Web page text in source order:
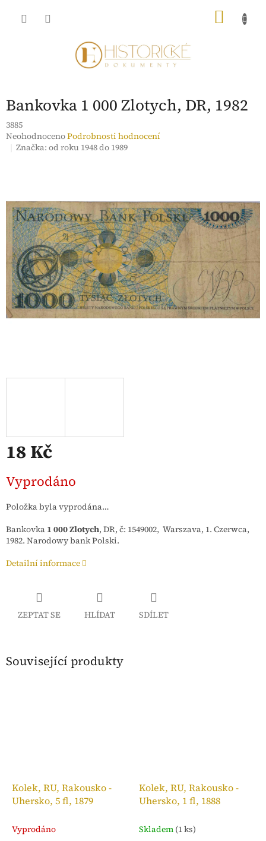
Bankovka 1 000 Zlotych, DR, 1982
3885
Průměrné
hodnocení
5
hvězdiček.
NeohodnocenoPodrobnosti hodnocení
Značka:od roku 1948 do 1989
18 Kč
cena:
Vyprodáno
Položka byla vyprodána…
Bankovka 1 000 Zlotych, DR, č: 1549002, Warszava, 1. Czerwca,
1982. Narodowy bank Polski.
Detailní informace
ZEPTAT SE HLÍDAT SDÍLET
Související produkty
Kolek, RU, Rakousko -
Uhersko, 5 fl, 1879
Vyprodáno
Kolek, RU, Rakousko -
Uhersko, 1 fl, 1888
Skladem (1 ks)